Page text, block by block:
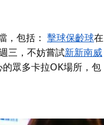
，包括： 擊球保齡球在
三，不妨嘗試新新南威
眾多卡拉OK場所，包